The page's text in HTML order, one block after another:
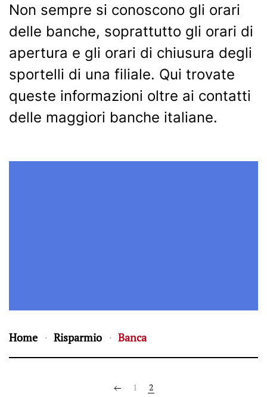
Non sempre si conoscono gli orari
delle banche, soprattutto gli orari di
apertura e gli orari di chiusura degli
sportelli di una filiale. Qui trovate
queste informazioni oltre ai contatti
delle maggiori banche italiane.
Home Risparmio Banca
1 2